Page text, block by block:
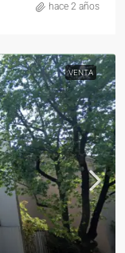
hace 2 años
VENTA